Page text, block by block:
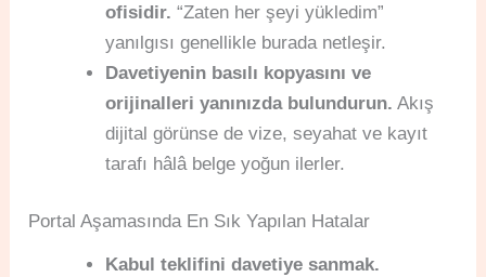
ofisidir. “Zaten her şeyi yükledim”
yanılgısı genellikle burada netleşir.
Davetiyenin basılı kopyasını ve
orijinalleri yanınızda bulundurun. Akış
dijital görünse de vize, seyahat ve kayıt
tarafı hâlâ belge yoğun ilerler.
Portal Aşamasında En Sık Yapılan Hatalar
Kabul teklifini davetiye sanmak.